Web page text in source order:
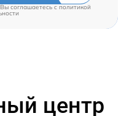
соглашаетесь c политикой
центр